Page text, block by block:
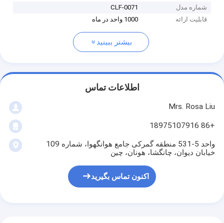
شماره مدل
CLF-0071
قابلیت ارائه
1000 واحد در ماه
بیشتر ببینید
اطلاعات تماس
Mrs. Rosa Liu
+86 18975107916
واحد 5-531 منطقه گمرکی جامع هوانگهوا، شماره 109
خیابان دیوان، چانگشا، هونان، چین
اکنون تماس بگیرید